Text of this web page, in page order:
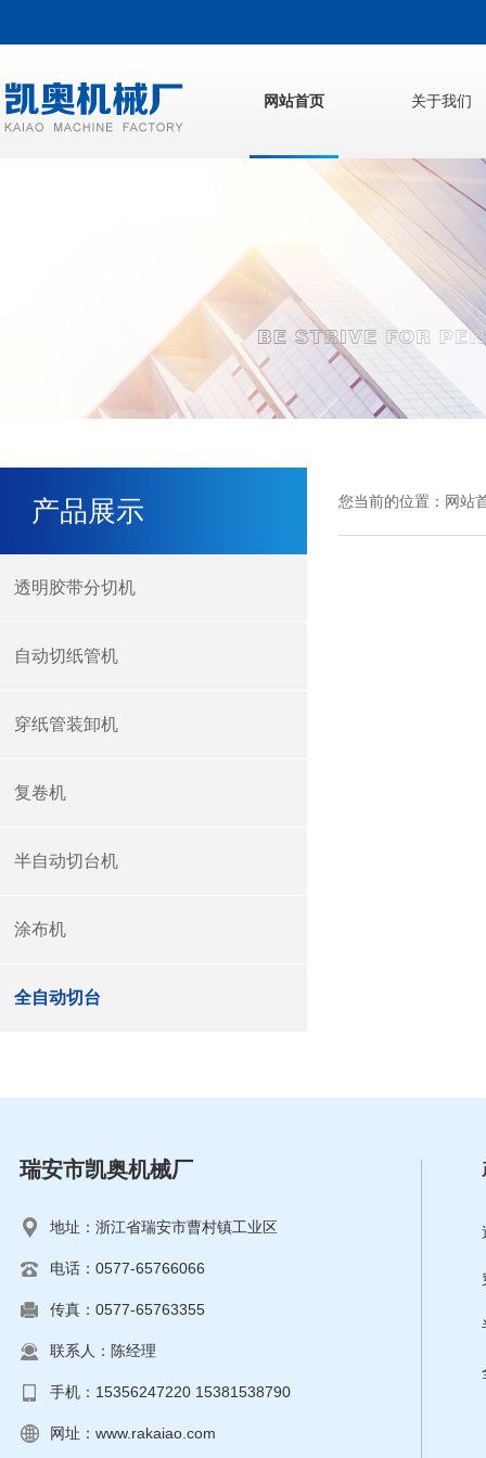
网站首页 关于我们
产品展示
透明胶带分切机
自动切纸管机
穿纸管装卸机
复卷机
半自动切台机
涂布机
全自动切台
您当前的位置： 网站
瑞安市凯奥机械厂
地址：浙江省瑞安市曹村镇工业区
电话：0577-65766066
传真：0577-65763355
联系人：陈经理
手机：15356247220 15381538790
网址： www.rakaiao.com